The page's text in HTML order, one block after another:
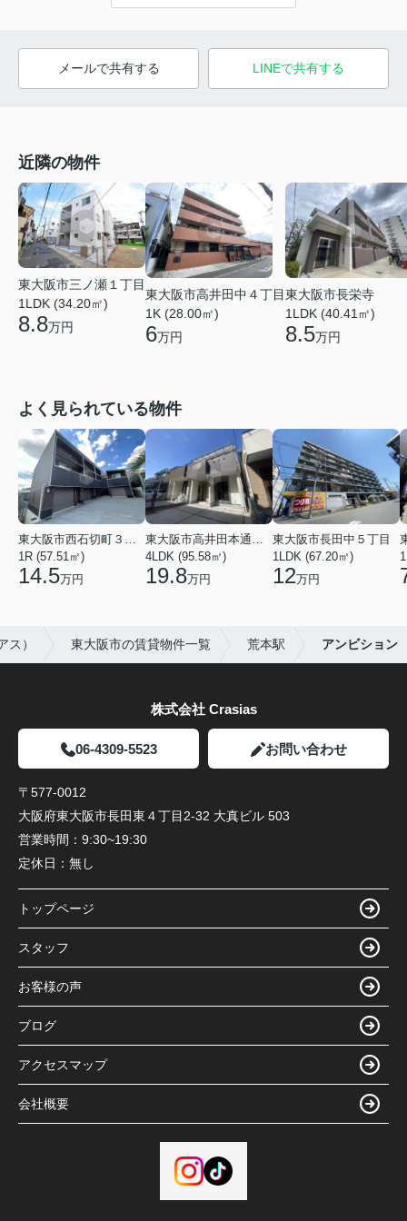
メールで共有する LINEで共有する
近隣の物件
東大阪市三ノ瀬１丁目
1LDK (34.20㎡)
8.8万円
東大阪市高井田中４丁目
1K (28.00㎡)
6万円
東大阪市長栄寺
1LDK (40.41㎡)
8.5万円
よく見られている物件
東大阪市西石切町３丁目
1R (57.51㎡)
14.5万円
東大阪市高井田本通２丁目
4LDK (95.58㎡)
19.8万円
東大阪市長田中５丁目
1LDK (67.20㎡)
12万円
） 東大阪市の賃貸物件一覧 荒本駅 アンビション
株式会社 Crasias
06-4309-5523 お問い合わせ
〒577-0012
大阪府東大阪市長田東４丁目2-32 大真ビル 503
営業時間： 9:30~19:30
定休日： 無し
トップページ
スタッフ
お客様の声
ブログ
アクセスマップ
会社概要